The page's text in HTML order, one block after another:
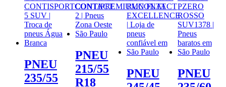
PNEU
235/55
PNEU
215/55
R18
PNEU
PNEU